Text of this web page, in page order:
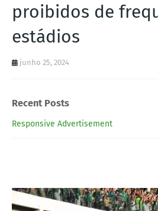
proibidos de
estádios
junho 25, 2024
Recent Posts
Responsive Advertisement